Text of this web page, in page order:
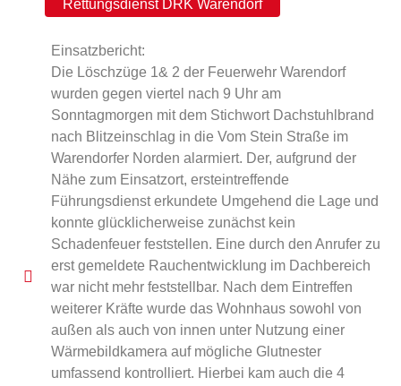
Rettungsdienst DRK Warendorf
Einsatzbericht:
Die Löschzüge 1& 2 der Feuerwehr Warendorf
wurden gegen viertel nach 9 Uhr am
Sonntagmorgen mit dem Stichwort Dachstuhlbrand
nach Blitzeinschlag in die Vom Stein Straße im
Warendorfer Norden alarmiert. Der, aufgrund der
Nähe zum Einsatzort, ersteintreffende
Führungsdienst erkundete Umgehend die Lage und
konnte glücklicherweise zunächst kein
Schadenfeuer feststellen. Eine durch den Anrufer zu
erst gemeldete Rauchentwicklung im Dachbereich
war nicht mehr feststellbar. Nach dem Eintreffen
weiterer Kräfte wurde das Wohnhaus sowohl von
außen als auch von innen unter Nutzung einer
Wärmebildkamera auf mögliche Glutnester
umfassend kontrolliert. Hierbei kam auch die 4